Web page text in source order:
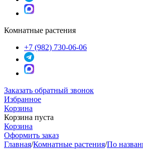
Комнатные растения
+7 (982) 730-06-06
Заказать обратный звонок
Избранное
Корзина
Корзина пуста
Корзина
Оформить заказ
Главная/Комнатные растения/По